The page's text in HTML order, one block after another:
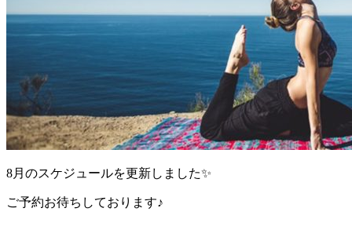
8月のスケジュールを更新しました✨
ご予約お待ちしております♪